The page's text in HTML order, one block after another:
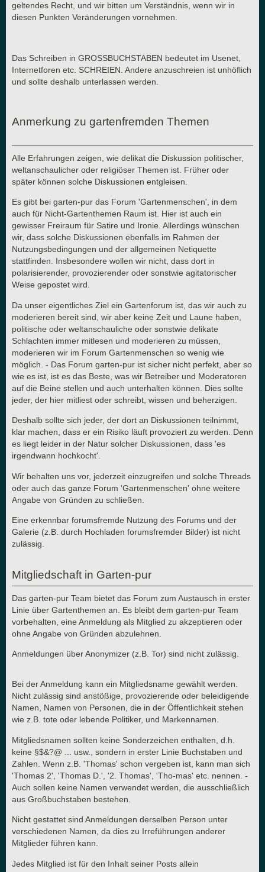
geltendes Recht, und wir bitten um Verständnis, wenn wir in
diesen Punkten Veränderungen vornehmen.
Das Schreiben in GROSSBUCHSTABEN bedeutet im Usenet,
Internetforen etc. SCHREIEN. Andere anzuschreien ist unhöflich
und sollte deshalb unterlassen werden.
Anmerkung zu gartenfremden Themen
Alle Erfahrungen zeigen, wie delikat die Diskussion politischer,
weltanschaulicher oder religiöser Themen ist. Früher oder
später können solche Diskussionen entgleisen.
Es gibt bei garten-pur das Forum 'Gartenmenschen', in dem
auch für Nicht-Gartenthemen Raum ist. Hier ist auch ein
gewisser Freiraum für Satire und Ironie. Allerdings wünschen
wir, dass solche Diskussionen ebenfalls im Rahmen der
Nutzungsbedingungen und der allgemeinen Netiquette
stattfinden. Insbesondere wollen wir nicht, dass dort in
polarisierender, provozierender oder sonstwie agitatorischer
Weise gepostet wird.
Da unser eigentliches Ziel ein Gartenforum ist, das wir auch zu
moderieren bereit sind, wir aber keine Zeit und Laune haben,
politische oder weltanschauliche oder sonstwie delikate
Schlachten immer mitlesen und moderieren zu müssen,
moderieren wir im Forum Gartenmenschen so wenig wie
möglich. - Das Forum garten-pur ist sicher nicht perfekt, aber so
wie es ist, ist es das Beste, was wir Betreiber und Moderatoren
auf die Beine stellen und auch unterhalten können. Dies sollte
jeder, der hier mitliest oder schreibt, wissen und beherzigen.
Deshalb sollte sich jeder, der dort an Diskussionen teilnimmt,
klar machen, dass er ein Risiko läuft provoziert zu werden. Denn
es liegt leider in der Natur solcher Diskussionen, dass 'es
irgendwann hochkocht'.
Wir behalten uns vor, jederzeit einzugreifen und solche Threads
oder auch das ganze Forum 'Gartenmenschen' ohne weitere
Angabe von Gründen zu schließen.
Eine erkennbar forumsfremde Nutzung des Forums und der
Galerie (z.B. durch Hochladen forumsfremder Bilder) ist nicht
zulässig.
Mitgliedschaft in Garten-pur
Das garten-pur Team bietet das Forum zum Austausch in erster
Linie über Gartenthemen an. Es bleibt dem garten-pur Team
vorbehalten, eine Anmeldung als Mitglied zu akzeptieren oder
ohne Angabe von Gründen abzulehnen.
Anmeldungen über Anonymizer (z.B. Tor) sind nicht zulässig.
Bei der Anmeldung kann ein Mitgliedsname gewählt werden.
Nicht zulässig sind anstößige, provozierende oder beleidigende
Namen, Namen von Personen, die in der Öffentlichkeit stehen
wie z.B. tote oder lebende Politiker, und Markennamen.
Mitgliedsnamen sollten keine Sonderzeichen enthalten, d.h.
keine §$&?@ ... usw., sondern in erster Linie Buchstaben und
Zahlen. Wenn z.B. 'Thomas' schon vergeben ist, kann man sich
'Thomas 2', 'Thomas D.', '2. Thomas', 'Tho-mas' etc. nennen. -
Auch sollen keine Namen verwendet werden, die ausschließlich
aus Großbuchstaben bestehen.
Nicht gestattet sind Anmeldungen derselben Person unter
verschiedenen Namen, da dies zu Irreführungen anderer
Mitglieder führen kann.
Jedes Mitglied ist für den Inhalt seiner Posts allein